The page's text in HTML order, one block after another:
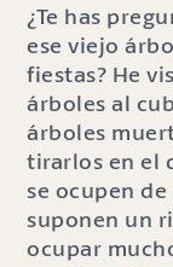
¿Te has
ese viejo
fiestas? He
árboles al
árboles
tirarlos en el
se ocupen
suponen un
ocupar